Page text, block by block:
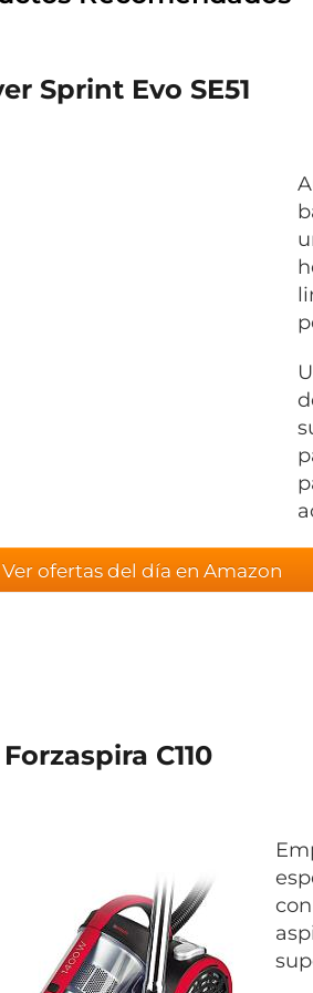
Sprint Evo SE51
Ver ofertas del día en Amazon
C110